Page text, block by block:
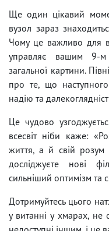
Ще один цікавий
вузол зараз
Чому це важливо для
управляє вашим 9-м
загальної картини.
про те, що
надію та
Це чудово
всесвіт ніби каже:
життя, а й свій
досліджуєте нові
сильніший оптимізм та
Дотримуйтесь цього
у витанні у хмарах, не